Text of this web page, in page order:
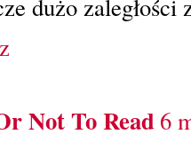
dużo
Not To Read6